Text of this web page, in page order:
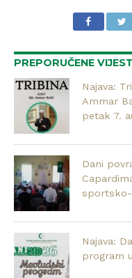
PREPORUČENE
Najava:
Ammar
petak 7.
Dani
Najava:
program